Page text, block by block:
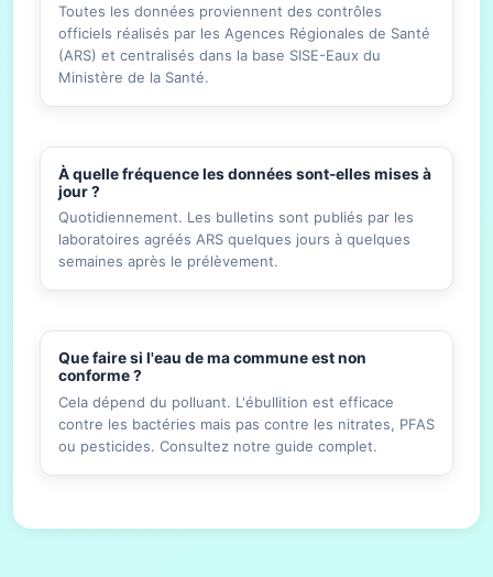
Toutes les données proviennent des contrôles
officiels réalisés par les Agences Régionales de Santé
(ARS) et centralisés dans la base SISE-Eaux du
Ministère de la Santé.
À quelle fréquence les données sont-elles mises à
jour ?
Quotidiennement. Les bulletins sont publiés par les
laboratoires agréés ARS quelques jours à quelques
semaines après le prélèvement.
Que faire si l'eau de ma commune est non
conforme ?
Cela dépend du polluant. L'ébullition est efficace
contre les bactéries mais pas contre les nitrates, PFAS
ou pesticides. Consultez notre guide complet.